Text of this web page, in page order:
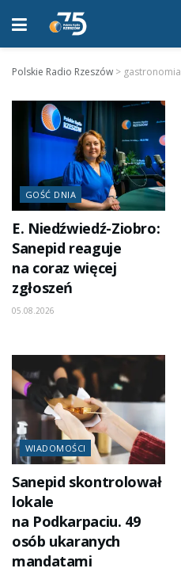
Polskie Radio Rzeszów > gastronomia
GOŚĆ DNIA
E. Niedźwiedź-Ziobro:
Sanepid reaguje
na coraz więcej
zgłoszeń
05.08.2026
WIADOMOŚCI
Sanepid skontrolował
lokale
na Podkarpaciu. 49
osób ukaranych
mandatami